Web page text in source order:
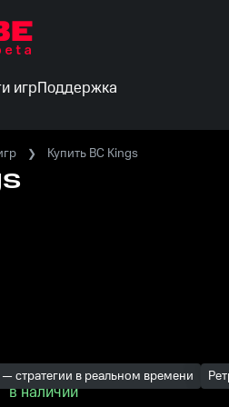
игрПоддержка
Купить BC Kings
— стратегии в реальном времени
в наличии